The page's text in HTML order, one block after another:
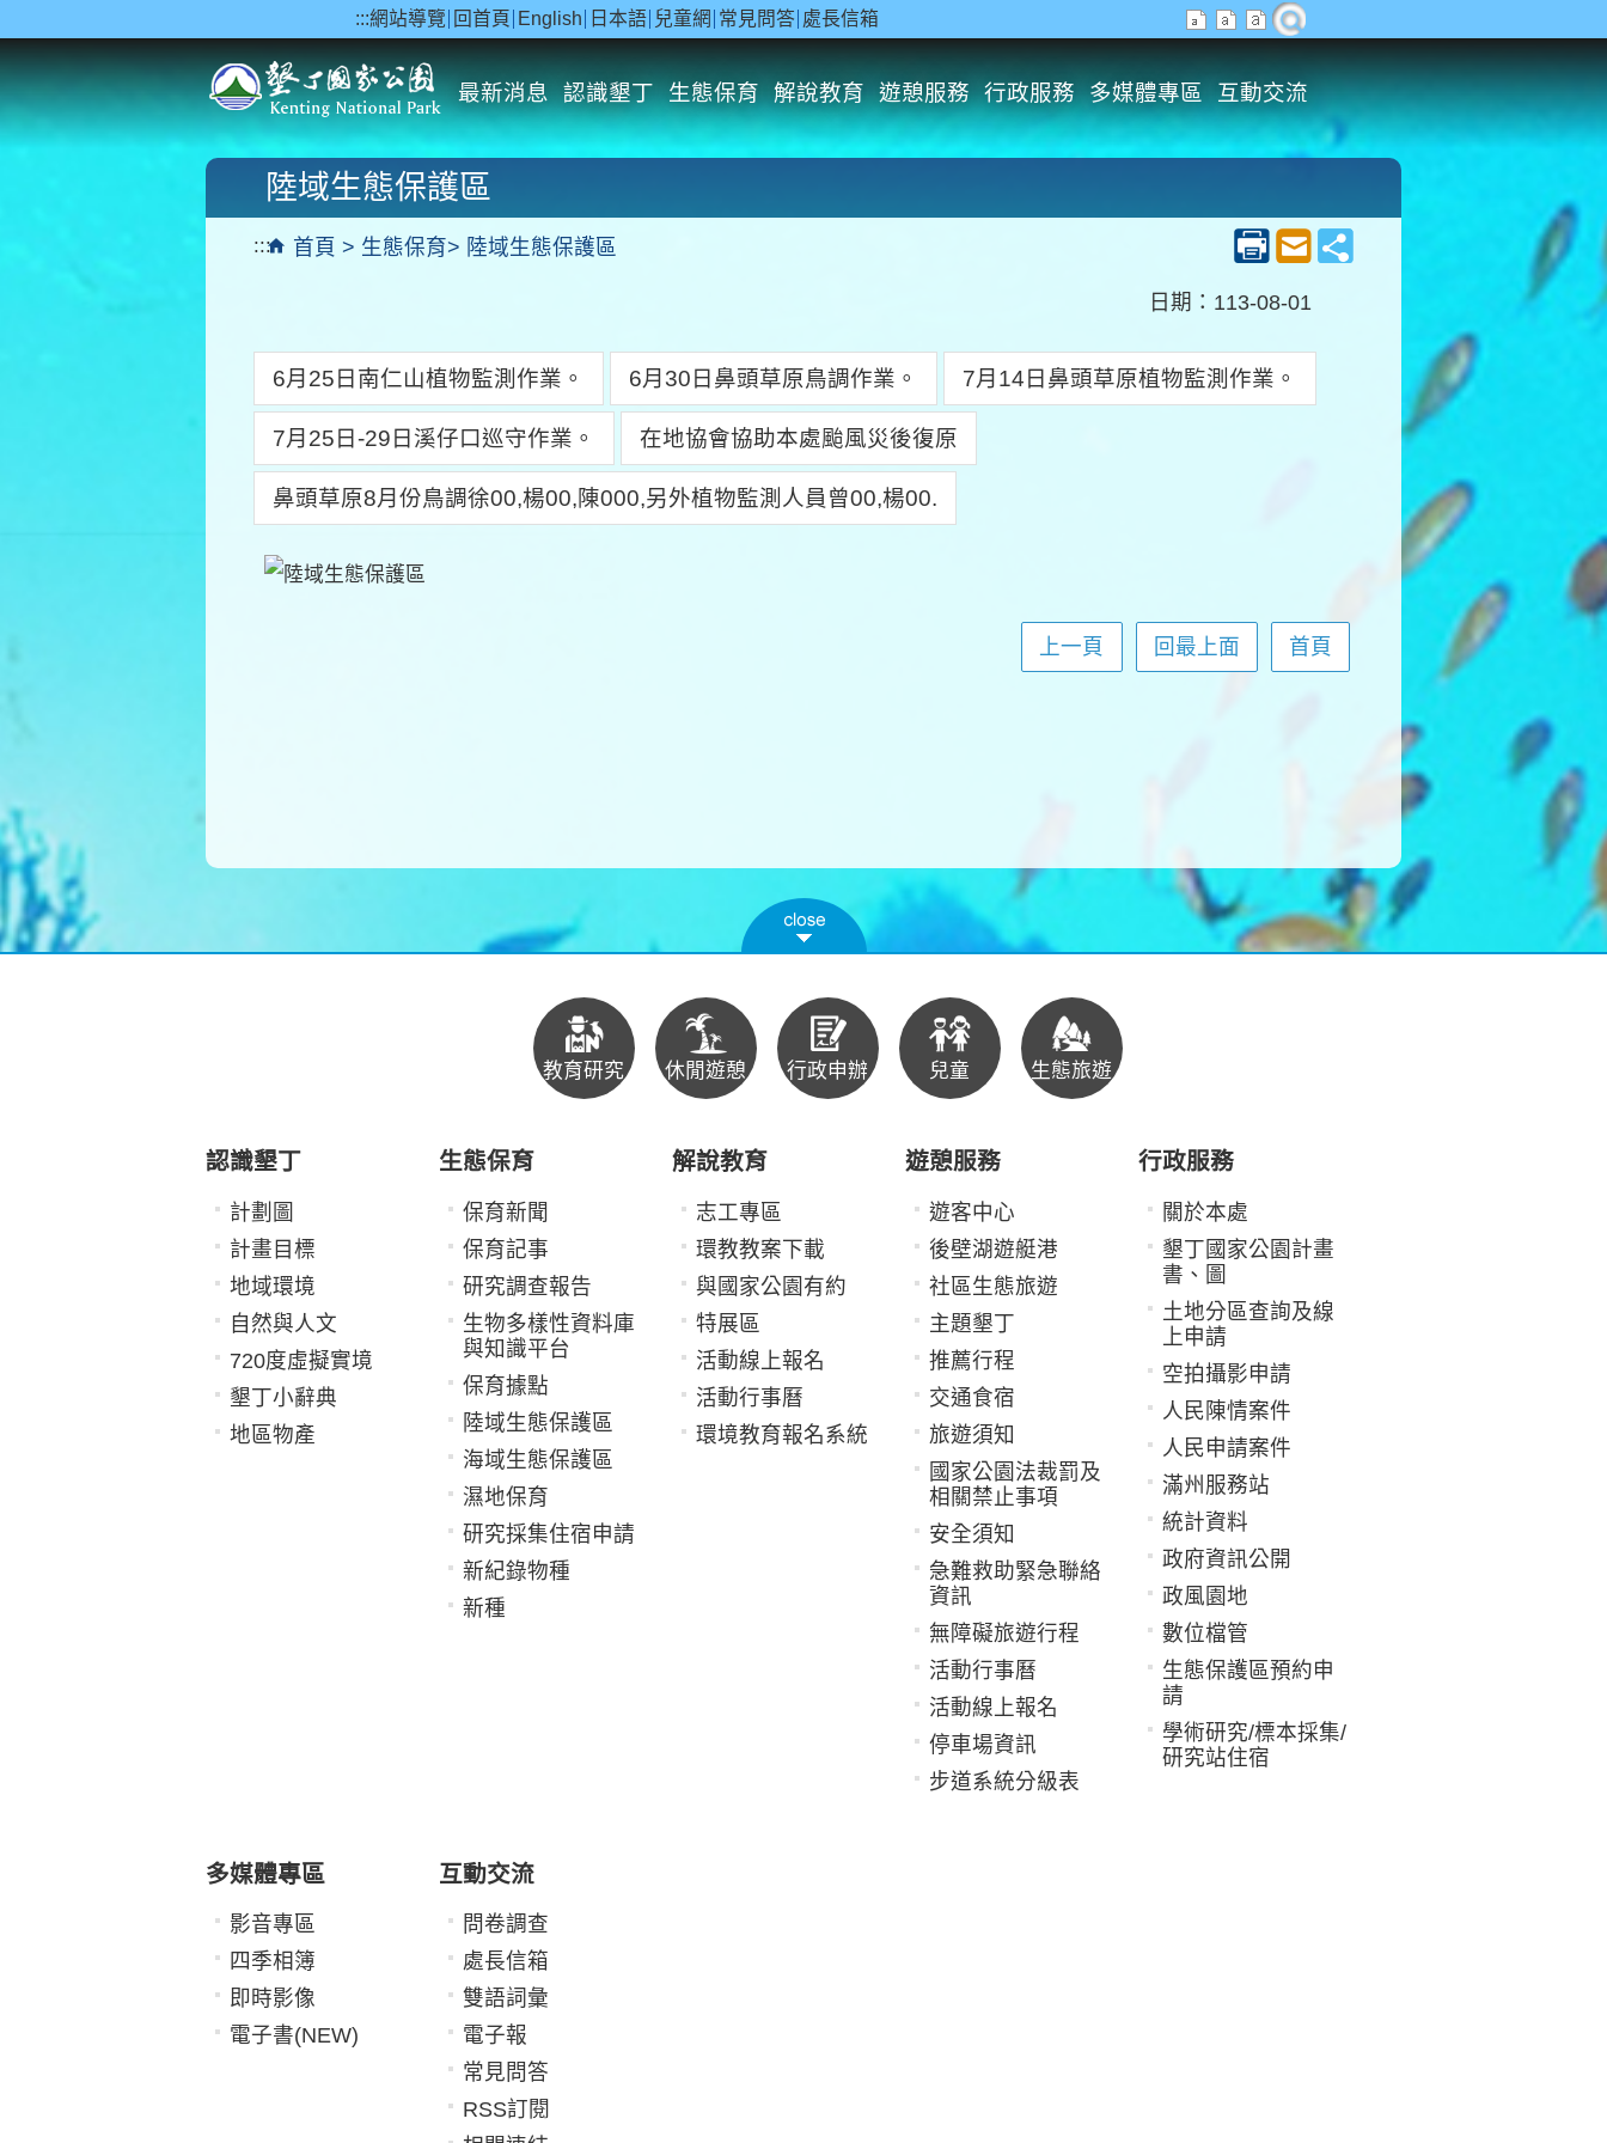
:::網站導覽 回首頁 English 日本語 兒童網 常見問答 處長信箱
最新消息 認識墾丁 生態保育 解說教育 遊憩服務 行政服務 多媒體專區 互動交流
::: 首頁 生態保育 陸域生態保護區
陸域生態保護區
日期：113-08-01
6月25日南仁山植物監測作業。 6月30日鼻頭草原鳥調作業。 7月14日鼻頭草原植物監測作業。
7月25日-29日溪仔口巡守作業。 在地協會協助本處颱風災後復原
鼻頭草原8月份鳥調徐00,楊00,陳000,另外植物監測人員曾00,楊00.
上一頁 回最上面 首頁
教育研究 休閒遊憩 行政申辦 兒童 生態旅遊
認識墾丁
計劃圖
計畫目標
地域環境
自然與人文
720度虛擬實境
墾丁小辭典
地區物產
生態保育
保育新聞
保育記事
研究調查報告
生物多樣性資料庫
與知識平台
保育據點
陸域生態保護區
海域生態保護區
濕地保育
研究採集住宿申請
新紀錄物種
新種
解說教育
志工專區
環教教案下載
與國家公園有約
特展區
活動線上報名
活動行事曆
環境教育報名系統
遊憩服務
遊客中心
後壁湖遊艇港
社區生態旅遊
主題墾丁
推薦行程
交通食宿
旅遊須知
國家公園法裁罰及
相關禁止事項
安全須知
急難救助緊急聯絡
資訊
無障礙旅遊行程
活動行事曆
活動線上報名
停車場資訊
步道系統分級表
行政服務
關於本處
墾丁國家公園計畫
書、圖
土地分區查詢及線
上申請
空拍攝影申請
人民陳情案件
人民申請案件
滿州服務站
統計資料
政府資訊公開
政風園地
數位檔管
生態保護區預約申
請
學術研究/標本採集/
研究站住宿
多媒體專區
影音專區
四季相簿
即時影像
電子書(NEW)
互動交流
問卷調查
處長信箱
雙語詞彙
電子報
常見問答
RSS訂閱